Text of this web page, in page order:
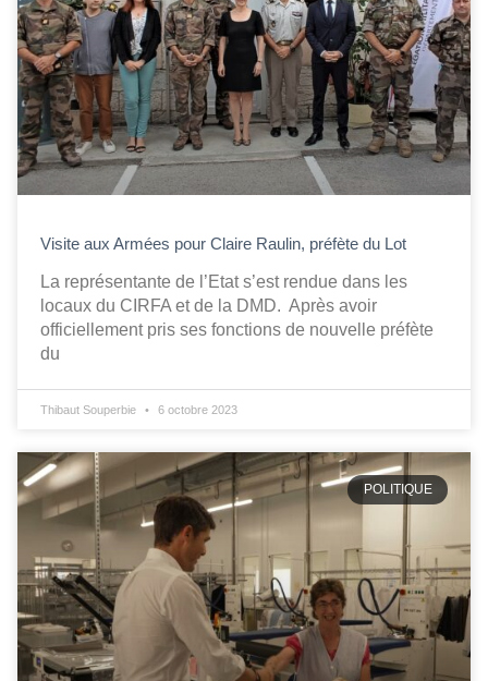
Visite aux Armées pour Claire Raulin, préfète du Lot
La représentante de l’Etat s’est rendue dans les
locaux du CIRFA et de la DMD. Après avoir
officiellement pris ses fonctions de nouvelle préfète
du
Thibaut Souperbie 6 octobre 2023
POLITIQUE